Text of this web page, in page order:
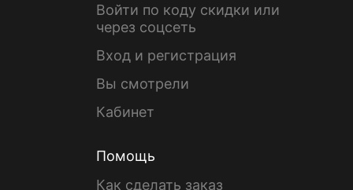
Войти по коду скидки или
через соцсеть
Вход и регистрация
Вы смотрели
Кабинет
Помощь
Как сделать заказ